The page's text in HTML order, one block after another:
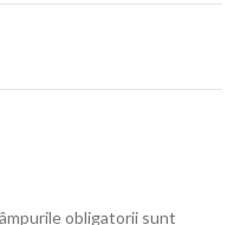
obligatorii sunt